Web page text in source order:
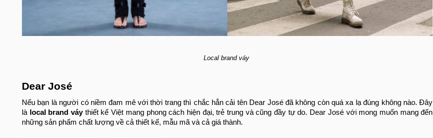
Local brand váy
Dear José
Nếu bạn là người có niềm đam mê với thời trang thì chắc hẳn cải tên Dear José đã không còn quá xa lạ đúng không nào. Đây
là local brand váythiết kế Việt mang phong cách hiện đại, trẻ trung và cũng đầy tự do. Dear José với mong muốn mang đến
những sản phẩm chất lượng về cả thiết kế, mẫu mã và cả giá thành.